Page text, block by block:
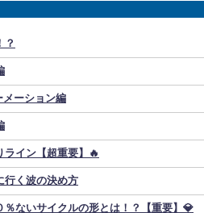
？
ーション編
イン【超重要】🔥
く波の決め方
ないサイクルの形とは！？【重要】💎